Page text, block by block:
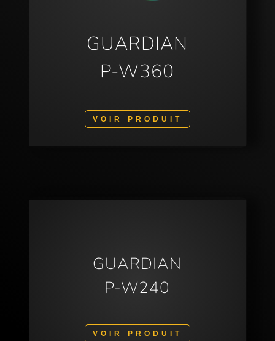
GUARDIAN
P-W360
VOIR PRODUIT
GUARDIAN
P-W240
VOIR PRODUIT